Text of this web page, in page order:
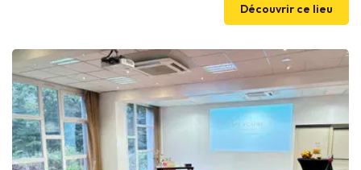
Découvrir ce lieu